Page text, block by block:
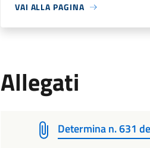
VAI ALLA PAGINA
Allegati
Determina n. 631